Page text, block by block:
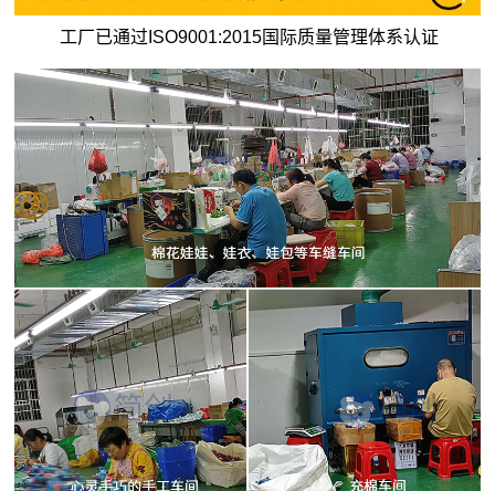
工厂已通过ISO9001:2015国际质量管理体系认证